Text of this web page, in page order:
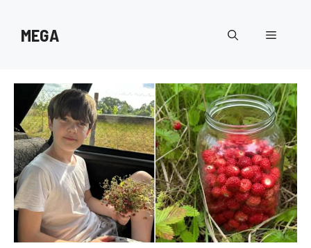
MEGA Меню